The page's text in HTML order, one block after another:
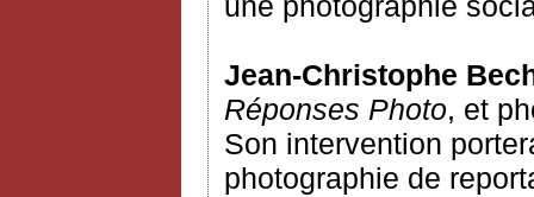
Jean-Christophe
Réponses Photo, et
Son intervention
photographie de